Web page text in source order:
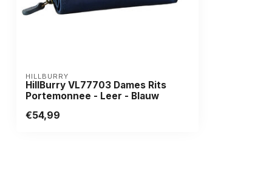
HILLBURRY
HillBurry VL77703 Dames Rits
Portemonnee - Leer - Blauw
€54,99